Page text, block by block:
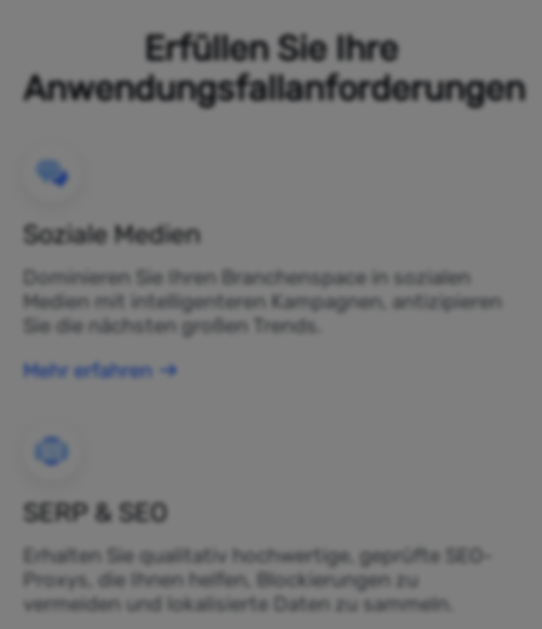
Erfüllen Sie Ihre
Anwendungsfallanforderungen
Soziale Medien
Dominieren Sie Ihren Branchenspace in sozialen
Medien mit intelligenteren Kampagnen, antizipieren
Sie die nächsten großen Trends.
Mehr erfahren
SERP & SEO
Erhalten Sie qualitativ hochwertige, geprüfte SEO-
Proxys, die Ihnen helfen, Blockierungen zu
vermeiden und lokalisierte Daten zu sammeln.